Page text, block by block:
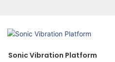
funktsioonide
Sonic Vibration Platform